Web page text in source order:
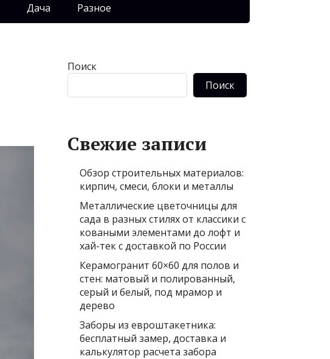
Дача Разное
Поиск
Поиск
Свежие записи
Обзор строительных материалов:
кирпич, смеси, блоки и металлы
Металлические цветочницы для
сада в разных стилях от классики с
коваными элементами до лофт и
хай-тек с доставкой по России
Керамогранит 60×60 для полов и
стен: матовый и полированный,
серый и белый, под мрамор и
дерево
Заборы из евроштакетника:
бесплатный замер, доставка и
калькулятор расчета забора